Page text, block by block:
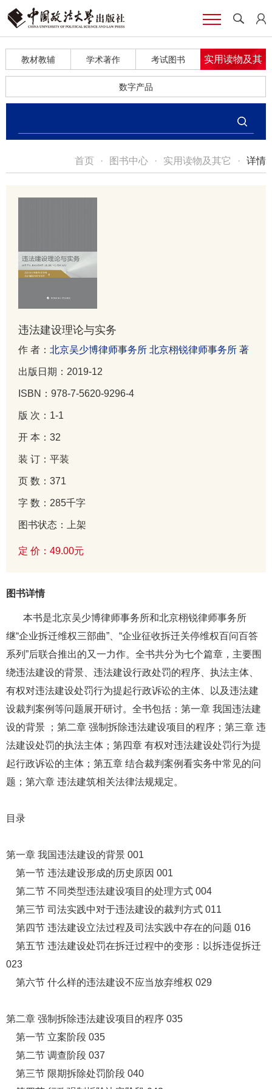
教材教辅 学术著作 考试图书 实用读物及其
数字产品
首页 · 图书中心 · 实用读物及其它 · 详情
违法建设理论与实务
作 者： 北京吴少博律师事务所 北京栩锐律师事务所 著
出版日期：2019-12
ISBN：978-7-5620-9296-4
版 次：1-1
开 本：32
装 订：平装
页 数：371
字 数：285千字
图书状态：上架
定 价：49.00元
图书详情
本书是北京吴少博律师事务所和北京栩锐律师事务所
继“企业拆迁维权三部曲”、“企业征收拆迁关停维权百问百答
系列”后联合推出的又一力作。全书共分为七个篇章，主要围
绕违法建设的背景、违法建设行政处罚的程序、执法主体、
有权对违法建设处罚行为提起行政诉讼的主体、以及违法建
设裁判案例等问题展开研讨。全书包括：第一章 我国违法建
设的背景 ；第二章 强制拆除违法建设项目的程序；第三章 违
法建设处罚的执法主体；第四章 有权对违法建设处罚行为提
起行政诉讼的主体；第五章 结合裁判案例看实务中常见的问
题；第六章 违法建筑相关法律法规规定。
目录
第一章 我国违法建设的背景 001
第一节 违法建设形成的历史原因 001
第二节 不同类型违法建设项目的处理方式 004
第三节 司法实践中对于违法建设的裁判方式 011
第四节 违法建设立法过程及司法实践中存在的问题 016
第五节 违法建设处罚在拆迁过程中的变形：以拆违促拆迁
023
第六节 什么样的违法建设不应当放弃维权 029
第二章 强制拆除违法建设项目的程序 035
第一节 立案阶段 035
第二节 调查阶段 037
第三节 限期拆除处罚阶段 040